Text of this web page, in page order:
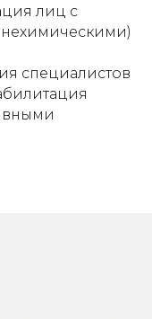
лиц с
специалистов